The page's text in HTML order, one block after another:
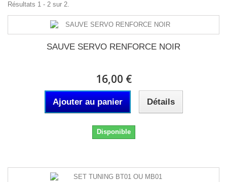
Résultats 1 - 2 sur 2.
SAUVE SERVO RENFORCE NOIR
16,00 €
Ajouter au panier Détails
Disponible